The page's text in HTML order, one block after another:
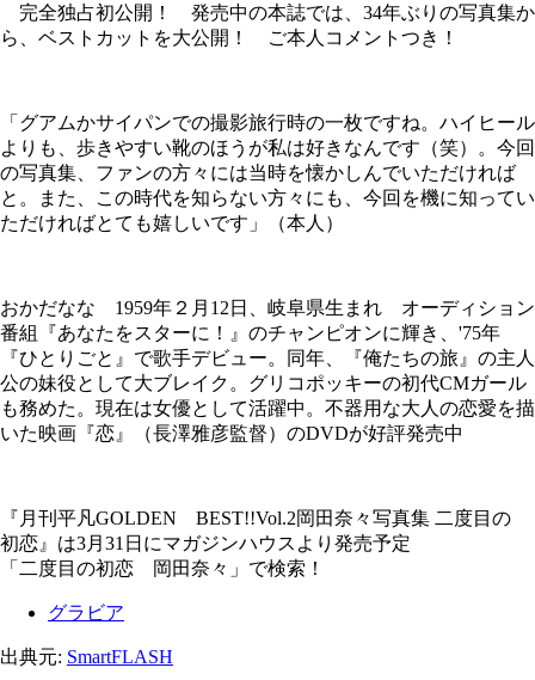
完全独占初公開！ 発売中の本誌では、34年ぶりの写真集か
ら、ベストカットを大公開！ ご本人コメントつき！
「グアムかサイパンでの撮影旅行時の一枚ですね。ハイヒール
よりも、歩きやすい靴のほうが私は好きなんです（笑）。今回
の写真集、ファンの方々には当時を懐かしんでいただければ
と。また、この時代を知らない方々にも、今回を機に知ってい
ただければとても嬉しいです」（本人）
おかだなな 1959年２月12日、岐阜県生まれ オーディション
番組『あなたをスターに！』のチャンピオンに輝き、'75年
『ひとりごと』で歌手デビュー。同年、『俺たちの旅』の主人
公の妹役として大ブレイク。グリコポッキーの初代CMガール
も務めた。現在は女優として活躍中。不器用な大人の恋愛を描
いた映画『恋』（長澤雅彦監督）のDVDが好評発売中
『月刊平凡GOLDEN BEST!!Vol.2岡田奈々写真集 二度目の
初恋』は3月31日にマガジンハウスより発売予定
「二度目の初恋 岡田奈々」で検索！
グラビア
出典元: SmartFLASH